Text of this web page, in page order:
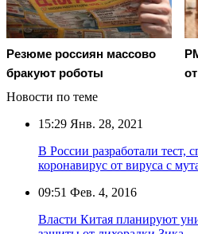
Резюме россиян массово
бракуют роботы
Новости по теме
15:29 Янв. 28, 2021
В России разработали тест,
коронавирус от вируса с
09:51 Фев. 4, 2016
Власти Китая планируют